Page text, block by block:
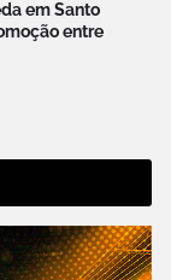
em Santo
entre